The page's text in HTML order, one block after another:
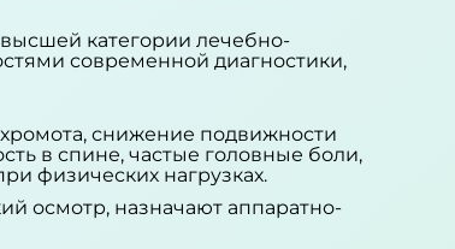
категории лечебно-
современной диагностики,
снижение подвижности
в спине, частые головные боли,
физических нагрузках.
осмотр, назначают аппаратно-